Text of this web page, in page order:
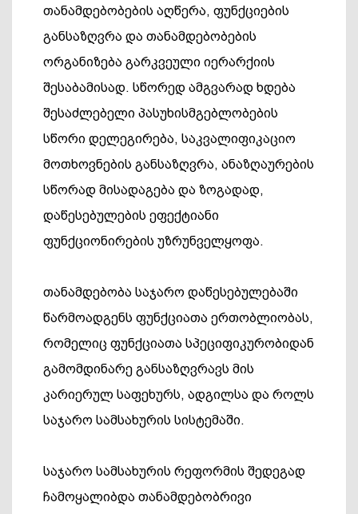
თანამდებობების აღწერა, ფუნქციების
განსაზღვრა და თანამდებობების
ორგანიზება გარკვეული იერარქიის
შესაბამისად. სწორედ ამგვარად ხდება
შესაძლებელი პასუხისმგებლობების
სწორი დელეგირება, საკვალიფიკაციო
მოთხოვნების განსაზღვრა, ანაზღაურების
სწორად მისადაგება და ზოგადად,
დაწესებულების ეფექტიანი
ფუნქციონირების უზრუნველყოფა.
თანამდებობა საჯარო დაწესებულებაში
წარმოადგენს ფუნქციათა ერთობლიობას,
რომელიც ფუნქციათა სპეციფიკურობიდან
გამომდინარე განსაზღვრავს მის
კარიერულ საფეხურს, ადგილსა და როლს
საჯარო სამსახურის სისტემაში.
საჯარო სამსახურის რეფორმის შედეგად
ჩამოყალიბდა თანამდებობრივი